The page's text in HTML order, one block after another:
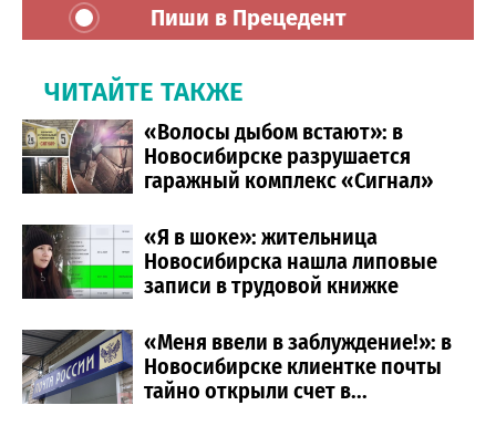
Пиши в Прецедент
ЧИТАЙТЕ ТАКЖЕ
«Волосы дыбом встают»: в
Новосибирске разрушается
гаражный комплекс «Сигнал»
«Я в шоке»: жительница
Новосибирска нашла липовые
записи в трудовой книжке
«Меня ввели в заблуждение!»: в
Новосибирске клиентке почты
тайно открыли счет в...